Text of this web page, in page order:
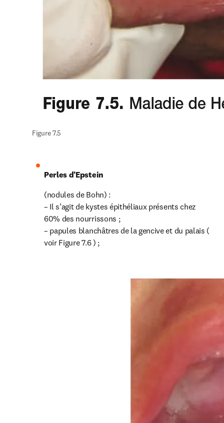
Figure 7.5
Perles d’Epstein
(nodules de Bohn) :
– Il s’agit de kystes épithéliaux présents chez
60% des nourrissons ;
– papules blanchâtres de la gencive et du palais (
voir Figure 7.6 ) ;